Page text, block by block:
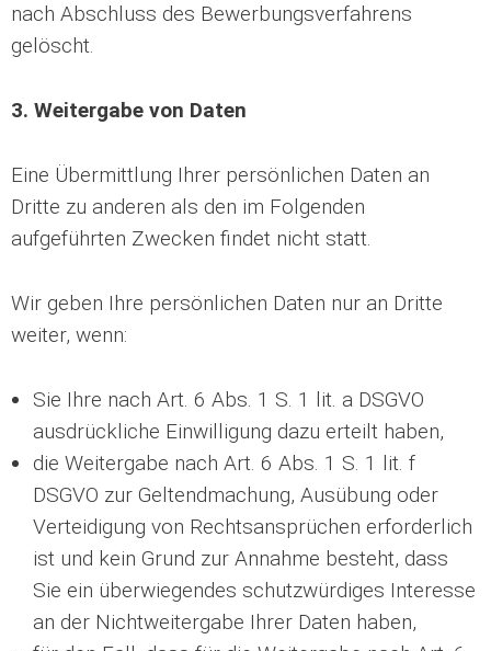
nach Abschluss des Bewerbungsverfahrens
gelöscht.
3. Weitergabe von Daten
Eine Übermittlung Ihrer persönlichen Daten an
Dritte zu anderen als den im Folgenden
aufgeführten Zwecken findet nicht statt.
Wir geben Ihre persönlichen Daten nur an Dritte
weiter, wenn:
Sie Ihre nach Art. 6 Abs. 1 S. 1 lit. a DSGVO
ausdrückliche Einwilligung dazu erteilt haben,
die Weitergabe nach Art. 6 Abs. 1 S. 1 lit. f
DSGVO zur Geltendmachung, Ausübung oder
Verteidigung von Rechtsansprüchen erforderlich
ist und kein Grund zur Annahme besteht, dass
Sie ein überwiegendes schutzwürdiges Interesse
an der Nichtweitergabe Ihrer Daten haben,